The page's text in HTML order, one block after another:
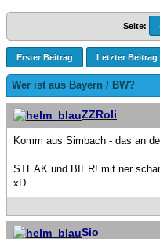
Seite:
Erster Beitrag Letzter Beitrag
Wer ist aus Bayern / BW?
ZZRoli
Komm aus Simbach - das an
STEAK und BIER! mit ner
xD
Sio